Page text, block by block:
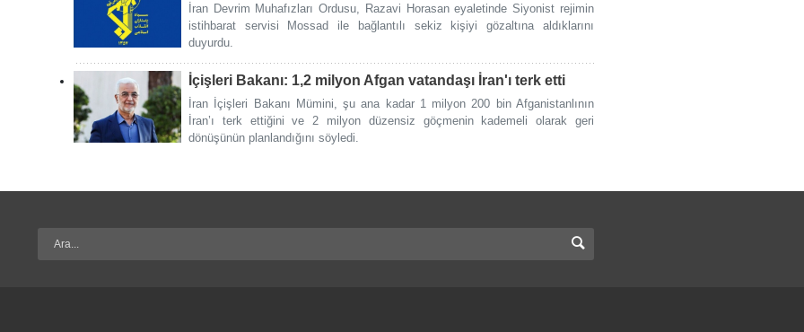
İran Devrim Muhafızları Ordusu, Razavi Horasan eyaletinde Siyonist rejimin
istihbarat servisi Mossad ile bağlantılı sekiz kişiyi gözaltına aldıklarını
duyurdu.
İçişleri Bakanı: 1,2 milyon Afgan vatandaşı İran'ı terk etti
İran İçişleri Bakanı Mümini, şu ana kadar 1 milyon 200 bin Afganistanlının
İran’ı terk ettiğini ve 2 milyon düzensiz göçmenin kademeli olarak geri
dönüşünün planlandığını söyledi.